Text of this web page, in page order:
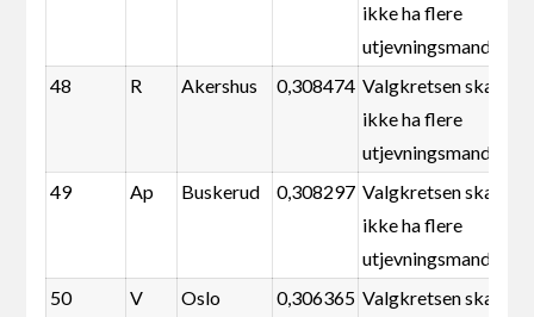
ikke ha flere
utjevningsmandater
48
R Akershus 0,308474 Valgkretsen skal
ikke ha flere
utjevningsmandater
49
Ap Buskerud 0,308297 Valgkretsen skal
ikke ha flere
utjevningsmandater
50
V Oslo 0,306365 Valgkretsen skal